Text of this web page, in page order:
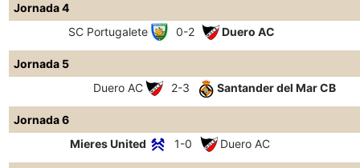
Jornada 4
SC Portugalete
0-2 Duero AC
Jornada 5
Duero AC
2-3 Santander del Mar CB
Jornada 6
Mieres United
1-0 Duero AC